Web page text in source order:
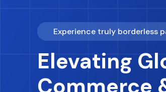
Experience truly borderless
Elevating
Commerce